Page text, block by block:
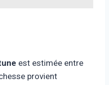
est estimée entre
provient